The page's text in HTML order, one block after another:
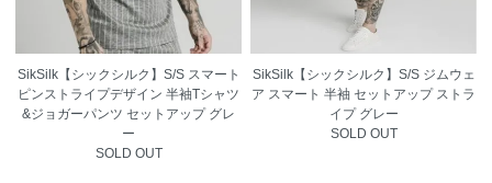
SikSilk【シックシルク】S/S スマート
ピンストライプデザイン 半袖Tシャツ
&ジョガーパンツ セットアップ グレ
ー
SOLD OUT
SikSilk【シックシルク】S/S ジムウェ
ア スマート 半袖 セットアップ ストラ
イプ グレー
SOLD OUT